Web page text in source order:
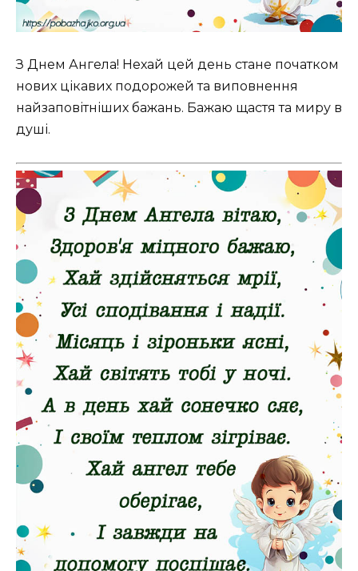
З Днем Ангела! Нехай цей день стане початком
нових цікавих подорожей та виповнення
найзаповітніших бажань. Бажаю щастя та миру в
душі.